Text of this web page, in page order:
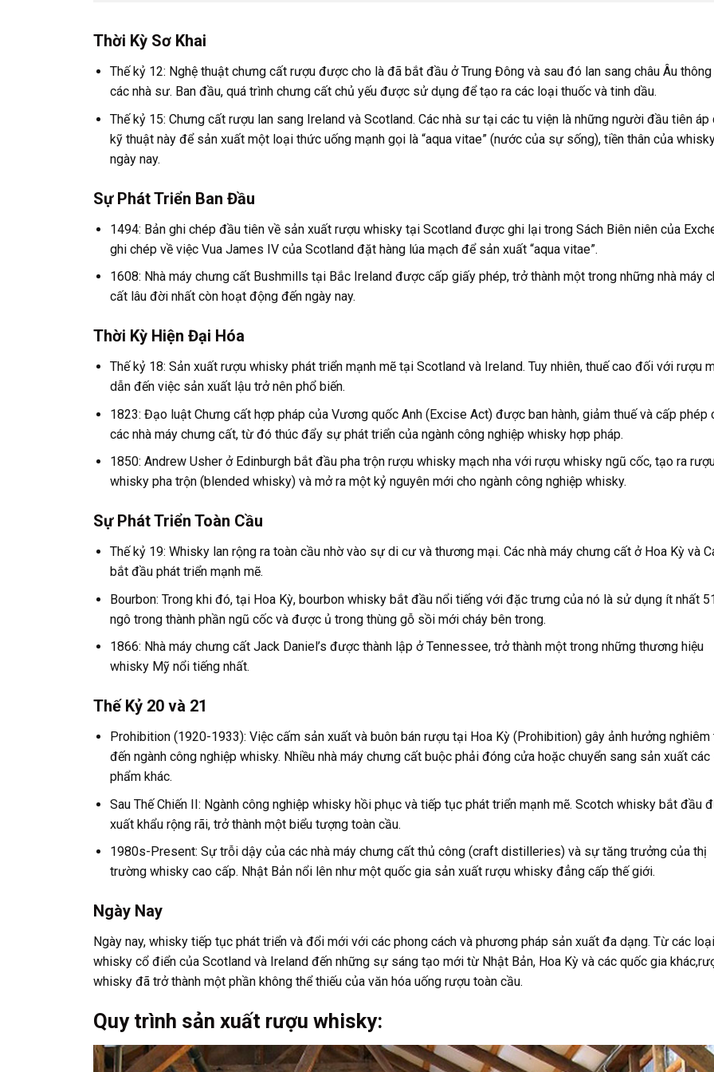
Thời Kỳ Sơ Khai
Thế kỷ 12: Nghệ thuật chưng cất rượu được cho là đã bắt đầu ở Trung Đông và sau đó lan sang châu Âu thông
các nhà sư. Ban đầu, quá trình chưng cất chủ yếu được sử dụng để tạo ra các loại thuốc và tinh dầu.
Thế kỷ 15: Chưng cất rượu lan sang Ireland và Scotland. Các nhà sư tại các tu viện là những người đầu tiên áp
kỹ thuật này để sản xuất một loại thức uống mạnh gọi là “aqua vitae” (nước của sự sống), tiền thân của
ngày nay.
Sự Phát Triển Ban Đầu
1494: Bản ghi chép đầu tiên về sản xuất rượu whisky tại Scotland được ghi lại trong Sách Biên niên của
ghi chép về việc Vua James IV của Scotland đặt hàng lúa mạch để sản xuất “aqua vitae”.
1608: Nhà máy chưng cất Bushmills tại Bắc Ireland được cấp giấy phép, trở thành một trong những nhà máy
cất lâu đời nhất còn hoạt động đến ngày nay.
Thời Kỳ Hiện Đại Hóa
Thế kỷ 18: Sản xuất rượu whisky phát triển mạnh mẽ tại Scotland và Ireland. Tuy nhiên, thuế cao đối với rượu
dẫn đến việc sản xuất lậu trở nên phổ biến.
1823: Đạo luật Chưng cất hợp pháp của Vương quốc Anh (Excise Act) được ban hành, giảm thuế và cấp phép
các nhà máy chưng cất, từ đó thúc đẩy sự phát triển của ngành công nghiệp whisky hợp pháp.
1850: Andrew Usher ở Edinburgh bắt đầu pha trộn rượu whisky mạch nha với rượu whisky ngũ cốc, tạo ra
whisky pha trộn (blended whisky) và mở ra một kỷ nguyên mới cho ngành công nghiệp whisky.
Sự Phát Triển Toàn Cầu
Thế kỷ 19: Whisky lan rộng ra toàn cầu nhờ vào sự di cư và thương mại. Các nhà máy chưng cất ở Hoa Kỳ và
bắt đầu phát triển mạnh mẽ.
Bourbon: Trong khi đó, tại Hoa Kỳ, bourbon whisky bắt đầu nổi tiếng với đặc trưng của nó là sử dụng ít nhất
ngô trong thành phần ngũ cốc và được ủ trong thùng gỗ sồi mới cháy bên trong.
1866: Nhà máy chưng cất Jack Daniel’s được thành lập ở Tennessee, trở thành một trong những thương hiệu
whisky Mỹ nổi tiếng nhất.
Thế Kỷ 20 và 21
Prohibition (1920-1933): Việc cấm sản xuất và buôn bán rượu tại Hoa Kỳ (Prohibition) gây ảnh hưởng nghiêm
đến ngành công nghiệp whisky. Nhiều nhà máy chưng cất buộc phải đóng cửa hoặc chuyển sang sản xuất các
phẩm khác.
Sau Thế Chiến II: Ngành công nghiệp whisky hồi phục và tiếp tục phát triển mạnh mẽ. Scotch whisky bắt đầu
xuất khẩu rộng rãi, trở thành một biểu tượng toàn cầu.
1980s-Present: Sự trỗi dậy của các nhà máy chưng cất thủ công (craft distilleries) và sự tăng trưởng của thị
trường whisky cao cấp. Nhật Bản nổi lên như một quốc gia sản xuất rượu whisky đẳng cấp thế giới.
Ngày Nay
Ngày nay, whisky tiếp tục phát triển và đổi mới với các phong cách và phương pháp sản xuất đa dạng. Từ các
whisky cổ điển của Scotland và Ireland đến những sự sáng tạo mới từ Nhật Bản, Hoa Kỳ và các quốc gia
whisky đã trở thành một phần không thể thiếu của văn hóa uống rượu toàn cầu.
Quy trình sản xuất rượu whisky: